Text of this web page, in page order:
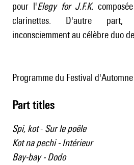
pour l'Elegy for J.F.K.
clarinettes. D'autre part,
inconsciemment au célèbre duo
Programme du Festival
Part titles
Spi, kot- Sur le poêle
Kot na pechi - Intérieur
Bay-bay - Dodo